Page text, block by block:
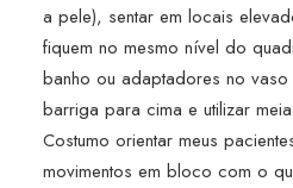
a pele), sentar em locais
fiquem no mesmo nível do
banho ou adaptadores no
barriga para cima e utilizar
Costumo orientar meus
movimentos em bloco com o